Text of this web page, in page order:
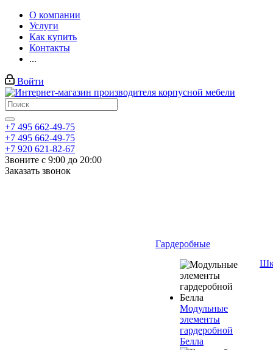
О компании
Услуги
Как купить
Контакты
...
Войти
+7 495 662-49-75
+7 495 662-49-75
+7 920 621-82-67
Звоните с 9:00 до 20:00
Заказать звонок
Гардеробные
Модульные
элементы
гардеробной
Белла